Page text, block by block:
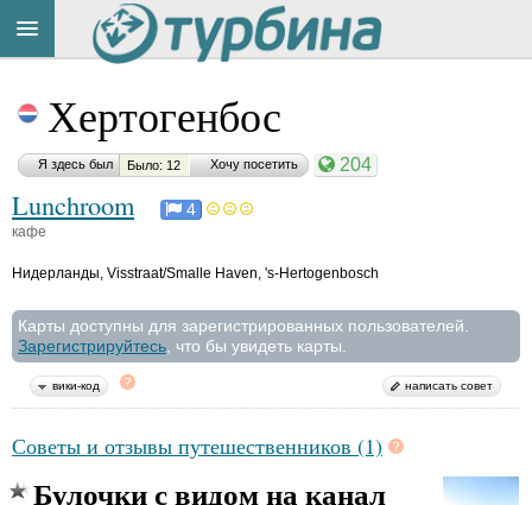
Хертогенбос
Я здесь был Было: 12 Хочу посетить 204
Lunchroom 4
кафе
Нидерланды, Visstraat/Smalle Haven, 's-Hertogenbosch
Карты доступны для зарегистрированных пользователей.
Зарегистрируйтесь , что бы увидеть карты.
вики-код написать совет
Советы и отзывы путешественников (1)
Булочки с видом на канал
на
сайте: